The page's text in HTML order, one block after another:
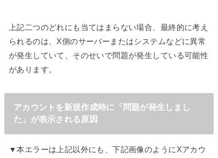
上記二つのどれにも当てはまらない場合、最終的に考え
られるのは、X側のサーバーまたはシステムなどに異常
が発生していて、そのせいで問題が発生している可能性
があります。
アカウントを新規作成時に「問題が発生しまし
た」が表示される原因
▼本エラーは上記以外にも、下記画像のようにXアカウ